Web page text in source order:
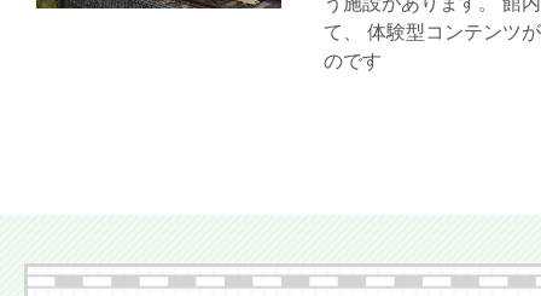
て、 体験型コンテンツ
のです